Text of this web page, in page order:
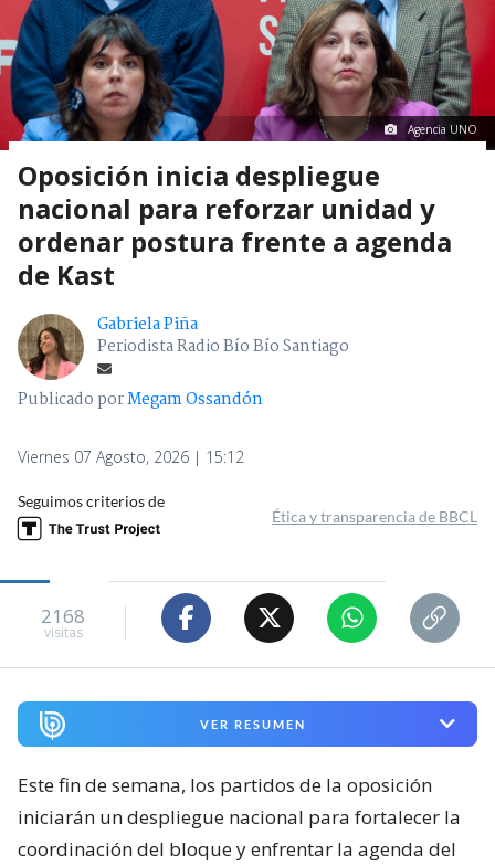
Agencia UNO
Oposición inicia despliegue
nacional para reforzar unidad y
ordenar postura frente a agenda
de Kast
Gabriela Piña
Periodista Radio Bío Bío Santiago
Publicado porMegam Ossandón
Viernes 07 Agosto, 2026 | 15:12
Seguimos criterios de
Ética y transparencia de BBCL
2168
visitas
VER RESUMEN
Este fin de semana, los partidos de la oposición
iniciarán un despliegue nacional para fortalecer la
coordinación del bloque y enfrentar la agenda del